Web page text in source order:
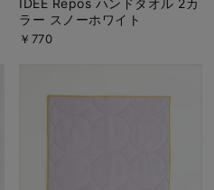
ラー スノーホワイト
￥770